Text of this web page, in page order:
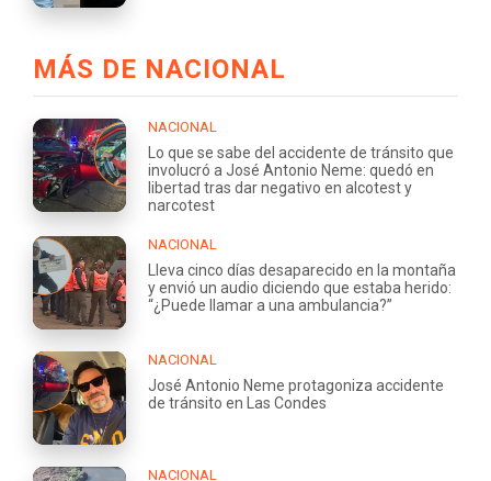
MÁS DE NACIONAL
NACIONAL
Lo que se sabe del accidente de tránsito que
involucró a José Antonio Neme: quedó en
libertad tras dar negativo en alcotest y
narcotest
NACIONAL
Lleva cinco días desaparecido en la montaña
y envió un audio diciendo que estaba herido:
“¿Puede llamar a una ambulancia?”
NACIONAL
José Antonio Neme protagoniza accidente
de tránsito en Las Condes
NACIONAL